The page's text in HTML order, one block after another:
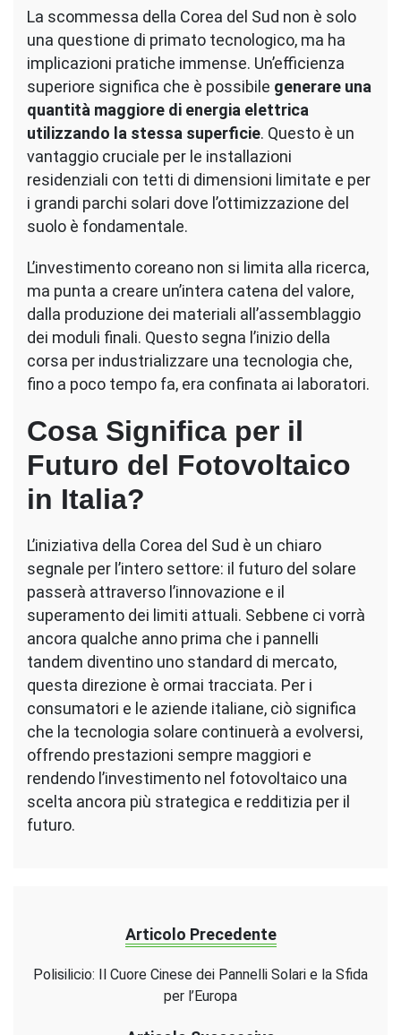
La scommessa della Corea del Sud non è solo
una questione di primato tecnologico, ma ha
implicazioni pratiche immense. Un’efficienza
superiore significa che è possibile generare una
quantità maggiore di energia elettrica
utilizzando la stessa superficie. Questo è un
vantaggio cruciale per le installazioni
residenziali con tetti di dimensioni limitate e per
i grandi parchi solari dove l’ottimizzazione del
suolo è fondamentale.
L’investimento coreano non si limita alla ricerca,
ma punta a creare un’intera catena del valore,
dalla produzione dei materiali all’assemblaggio
dei moduli finali. Questo segna l’inizio della
corsa per industrializzare una tecnologia che,
fino a poco tempo fa, era confinata ai laboratori.
Cosa Significa per il
Futuro del Fotovoltaico
in Italia?
L’iniziativa della Corea del Sud è un chiaro
segnale per l’intero settore: il futuro del solare
passerà attraverso l’innovazione e il
superamento dei limiti attuali. Sebbene ci vorrà
ancora qualche anno prima che i pannelli
tandem diventino uno standard di mercato,
questa direzione è ormai tracciata. Per i
consumatori e le aziende italiane, ciò significa
che la tecnologia solare continuerà a evolversi,
offrendo prestazioni sempre maggiori e
rendendo l’investimento nel fotovoltaico una
scelta ancora più strategica e redditizia per il
futuro.
Articolo Precedente
Polisilicio: Il Cuore Cinese dei Pannelli Solari e la Sfida
per l’Europa